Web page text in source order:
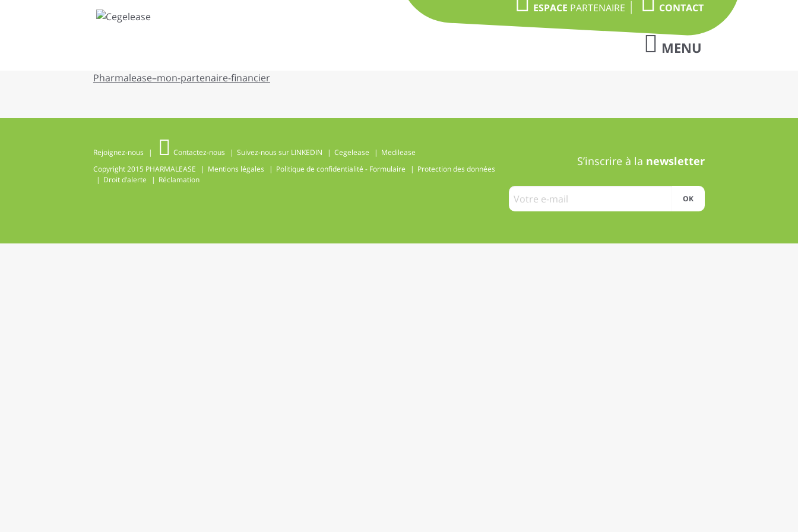
ESPACE PARTENAIRE CONTACT
MENU
Notre histoire
Notre équipe
Financer avec
Pharmalease
Les témoignages
Pharmalease–mon-partenaire-financier
S’inscrire à la newsletter
OK
Rejoignez-nous Contactez-nous Suivez-nous sur LINKEDIN Cegelease
Medilease
Copyright 2015 PHARMALEASE Mentions légales Politique de confidentialité - Formulaire
Protection des données
Droit d’alerte
Réclamation